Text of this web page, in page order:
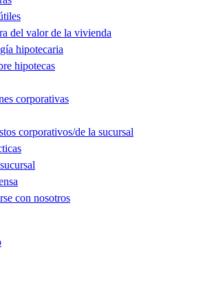
del valor de la vivienda
hipotecaria
hipotecas
corporativas
corporativos/de la sucursal
con nosotros